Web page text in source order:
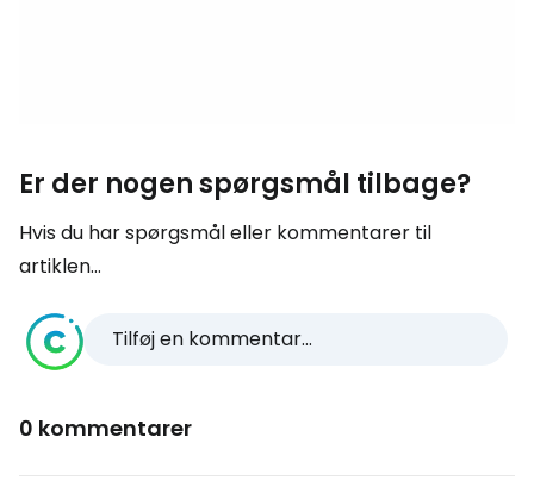
Er der nogen spørgsmål tilbage?
Hvis du har spørgsmål eller kommentarer til
artiklen...
Tilføj en kommentar...
0 kommentarer